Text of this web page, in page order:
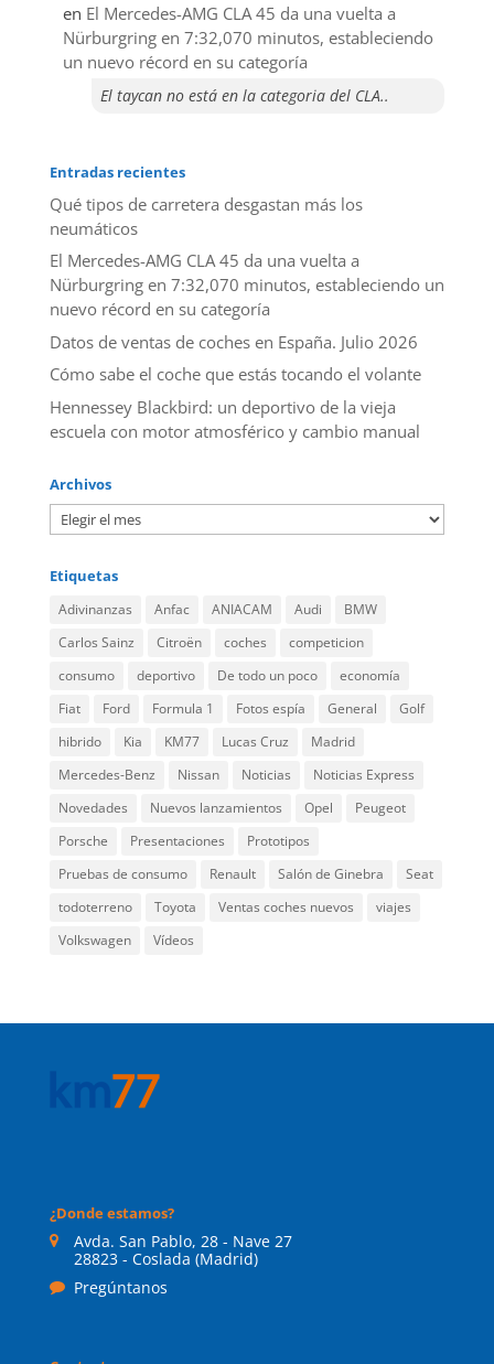
en El Mercedes-AMG CLA 45 da una vuelta a
Nürburgring en 7:32,070 minutos, estableciendo
un nuevo récord en su categoría
El taycan no está en la categoria del CLA..
Entradas recientes
Qué tipos de carretera desgastan más los
neumáticos
El Mercedes-AMG CLA 45 da una vuelta a
Nürburgring en 7:32,070 minutos, estableciendo un
nuevo récord en su categoría
Datos de ventas de coches en España. Julio 2026
​Cómo sabe el coche que estás tocando el volante
Hennessey Blackbird: un deportivo de la vieja
escuela con motor atmosférico y cambio manual
Archivos
Etiquetas
Adivinanzas Anfac ANIACAM Audi
BMW
Carlos Sainz
Citroën coches
competicion
consumo
deportivo De todo un poco
economía
Fiat
Ford Formula 1 Fotos espía General
Golf
hibrido
Kia KM77 Lucas Cruz
Madrid
Mercedes-Benz
Nissan Noticias
Noticias Express
Novedades
Nuevos lanzamientos Opel
Peugeot
Porsche
Presentaciones
Prototipos
Pruebas de consumo
Renault Salón de Ginebra
Seat
todoterreno
Toyota Ventas coches nuevos
viajes
Volkswagen
Vídeos
¿Donde estamos?
Avda. San Pablo, 28 - Nave 27
28823 - Coslada (Madrid)
Pregúntanos